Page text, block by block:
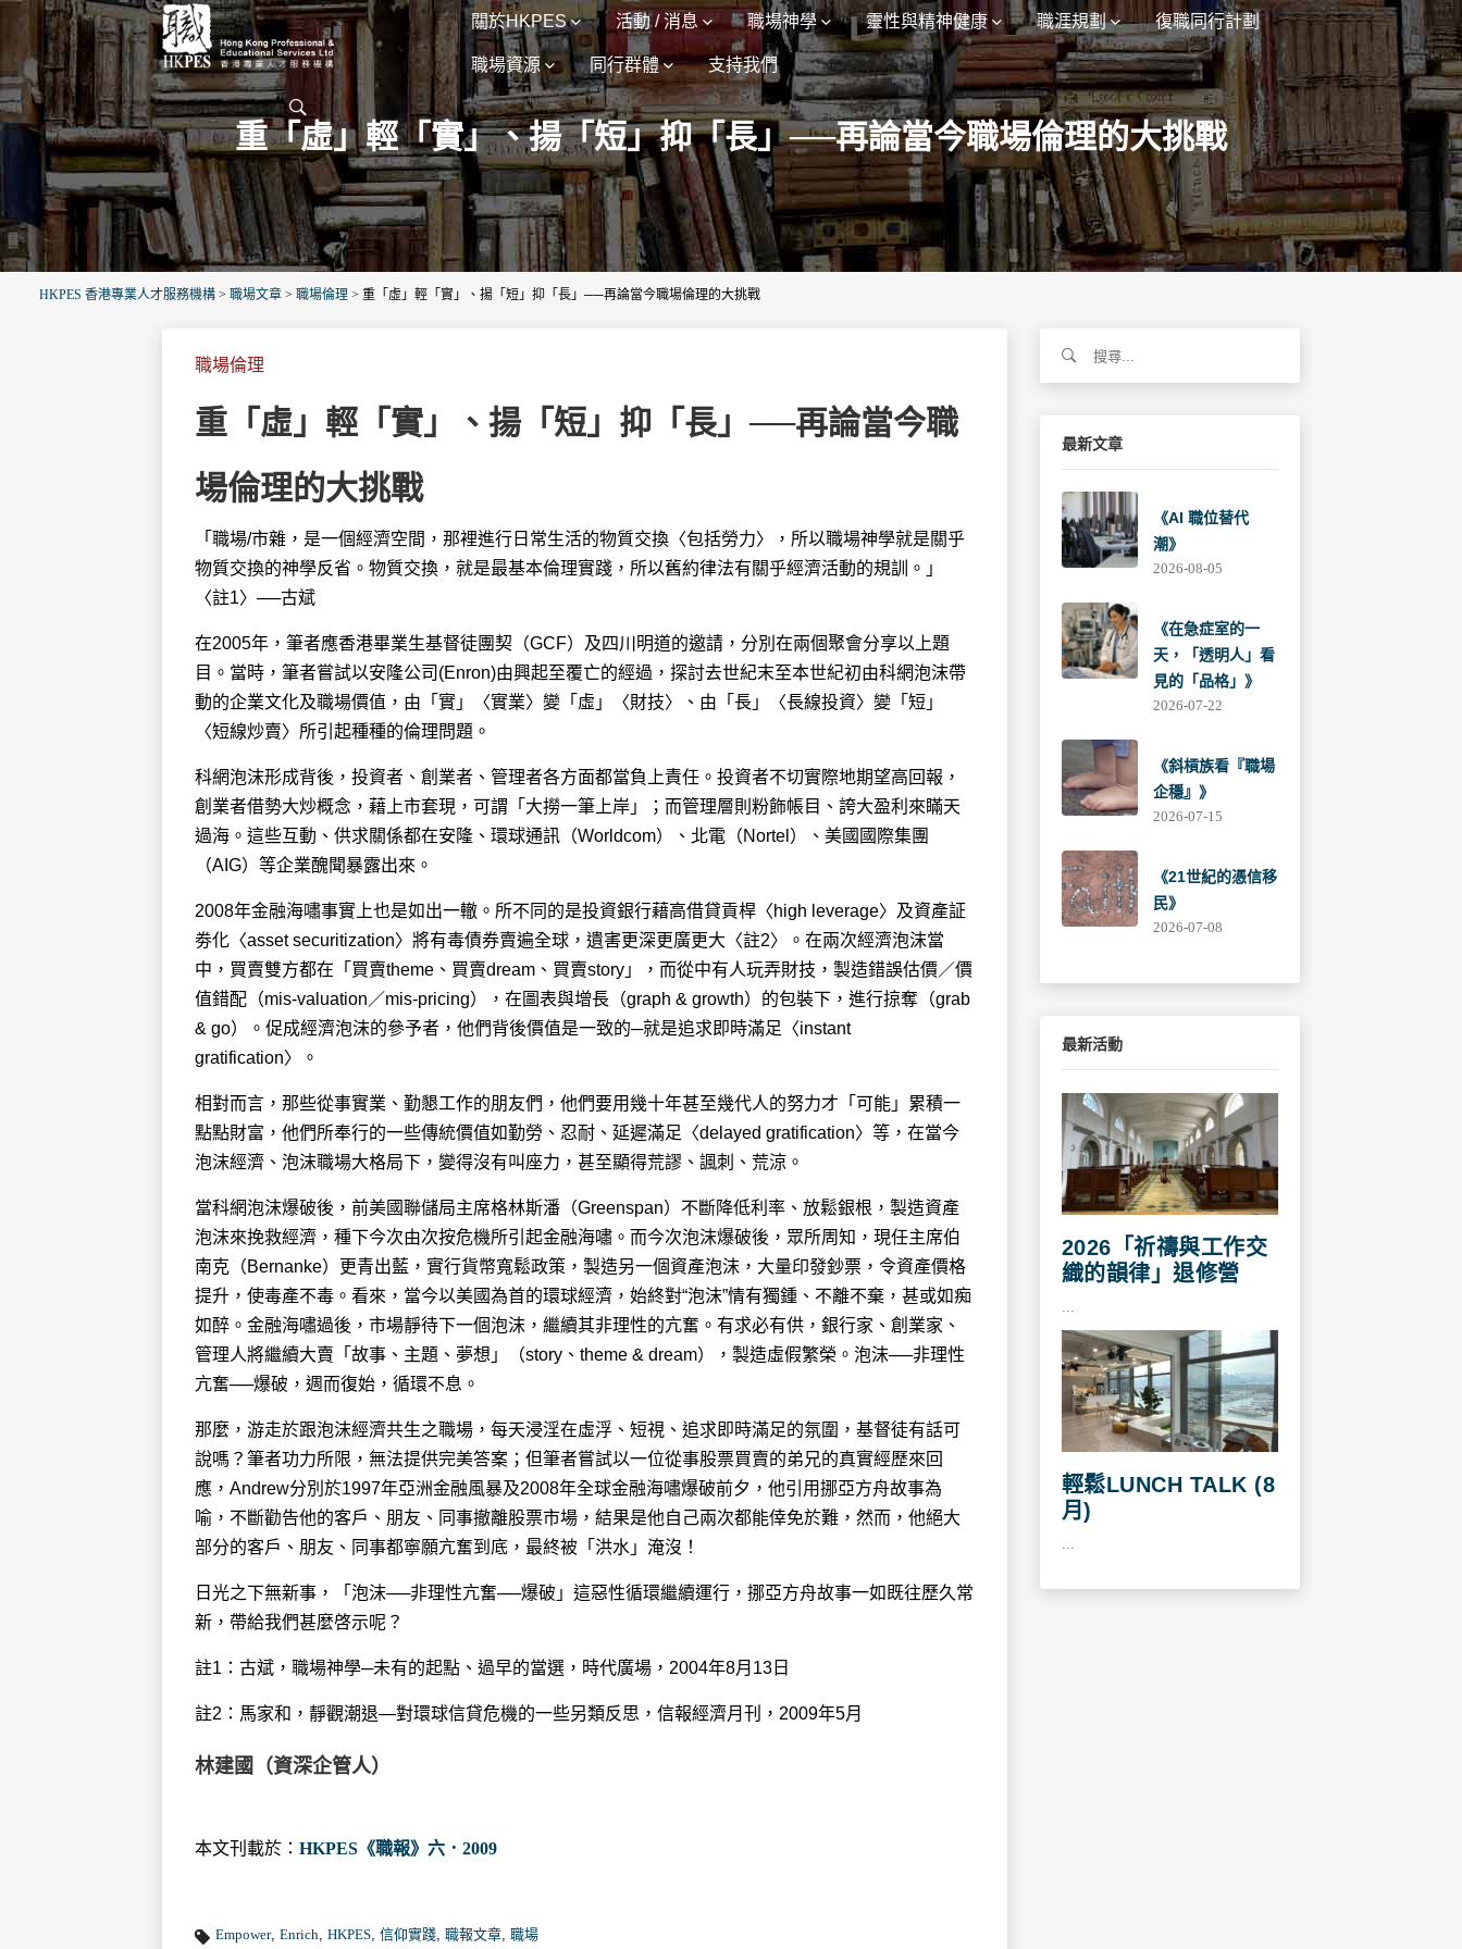
關於HKPES 活動 / 消息 職場神學 靈性與精神健康 職涯規劃 復職同行計劃
職場資源 同行群體 支持我們
重「虛」輕「實」、揚「短」抑「長」──再論當今職場倫理的大挑戰
HKPES 香港專業人才服務機構 > 職場文章 > 職場倫理 > 重「虛」輕「實」、揚「短」抑「長」──再論當今職場倫理的大挑戰
職場倫理
重「虛」輕「實」、揚「短」抑「長」──再論當今職
場倫理的大挑戰
「職場/市雜，是一個經濟空間，那裡進行日常生活的物質交換〈包括勞力〉，所以職場神學就是關乎
物質交換的神學反省。物質交換，就是最基本倫理實踐，所以舊約律法有關乎經濟活動的規訓。」
〈註1〉──古斌
在2005年，筆者應香港畢業生基督徒團契（GCF）及四川明道的邀請，分別在兩個聚會分享以上題
目。當時，筆者嘗試以安隆公司(Enron)由興起至覆亡的經過，探討去世紀末至本世紀初由科網泡沫帶
動的企業文化及職場價值，由「實」〈實業〉變「虛」〈財技〉、由「長」〈長線投資〉變「短」
〈短線炒賣〉所引起種種的倫理問題。
科網泡沫形成背後，投資者、創業者、管理者各方面都當負上責任。投資者不切實際地期望高回報，
創業者借勢大炒概念，藉上市套現，可謂「大撈一筆上岸」；而管理層則粉飾帳目、誇大盈利來瞞天
過海。這些互動、供求關係都在安隆、環球通訊（Worldcom）、北電（Nortel）、美國國際集團
（AIG）等企業醜聞暴露出來。
2008年金融海嘯事實上也是如出一轍。所不同的是投資銀行藉高借貸貢桿〈high leverage〉及資產証
劵化〈asset securitization〉將有毒債券賣遍全球，遺害更深更廣更大〈註2〉。在兩次經濟泡沫當
中，買賣雙方都在「買賣theme、買賣dream、買賣story」，而從中有人玩弄財技，製造錯誤估價／價
值錯配（mis-valuation／mis-pricing），在圖表與增長（graph & growth）的包裝下，進行掠奪（grab
& go）。促成經濟泡沫的參予者，他們背後價值是一致的─就是追求即時滿足〈instant
gratification〉。
相對而言，那些從事實業、勤懇工作的朋友們，他們要用幾十年甚至幾代人的努力才「可能」累積一
點點財富，他們所奉行的一些傳統價值如勤勞、忍耐、延遲滿足〈delayed gratification〉等，在當今
泡沫經濟、泡沫職場大格局下，變得沒有叫座力，甚至顯得荒謬、諷刺、荒涼。
當科網泡沫爆破後，前美國聯儲局主席格林斯潘（Greenspan）不斷降低利率、放鬆銀根，製造資產
泡沫來挽救經濟，種下今次由次按危機所引起金融海嘯。而今次泡沫爆破後，眾所周知，現任主席伯
南克（Bernanke）更青出藍，實行貨幣寬鬆政策，製造另一個資產泡沫，大量印發鈔票，令資產價格
提升，使毒產不毒。看來，當今以美國為首的環球經濟，始終對“泡沫”情有獨鍾、不離不棄，甚或如痴
如醉。金融海嘯過後，市場靜待下一個泡沫，繼續其非理性的亢奮。有求必有供，銀行家、創業家、
管理人將繼續大賣「故事、主題、夢想」（story、theme & dream），製造虛假繁榮。泡沫──非理性
亢奮──爆破，週而復始，循環不息。
那麼，游走於跟泡沫經濟共生之職場，每天浸淫在虛浮、短視、追求即時滿足的氛圍，基督徒有話可
說嗎？筆者功力所限，無法提供完美答案；但筆者嘗試以一位從事股票買賣的弟兄的真實經歷來回
應，Andrew分別於1997年亞洲金融風暴及2008年全球金融海嘯爆破前夕，他引用挪亞方舟故事為
喻，不斷勸告他的客戶、朋友、同事撤離股票市場，結果是他自己兩次都能倖免於難，然而，他絕大
部分的客戶、朋友、同事都寧願亢奮到底，最終被「洪水」淹沒！
日光之下無新事，「泡沫──非理性亢奮──爆破」這惡性循環繼續運行，挪亞方舟故事一如既往歷久常
新，帶給我們甚麼啓示呢？
註1：古斌，職場神學─未有的起點、過早的當選，時代廣場，2004年8月13日
註2：馬家和，靜觀潮退—對環球信貸危機的一些另類反思，信報經濟月刊，2009年5月
林建國（資深企管人）
本文刊載於：HKPES《職報》六．2009
Empower,Enrich,HKPES,信仰實踐,職報文章,職場
關
最新文章
《AI 職位替代
潮》
2026-08-05
《在急症室的一
天，「透明人」看
見的「品格」》
2026-07-22
《斜槓族看『職場
企穩』》
2026-07-15
《21世紀的憑信移
民》
2026-07-08
最新活動
2026「祈禱與工作交
織的韻律」退修營
輕鬆LUNCH TALK (8
月)